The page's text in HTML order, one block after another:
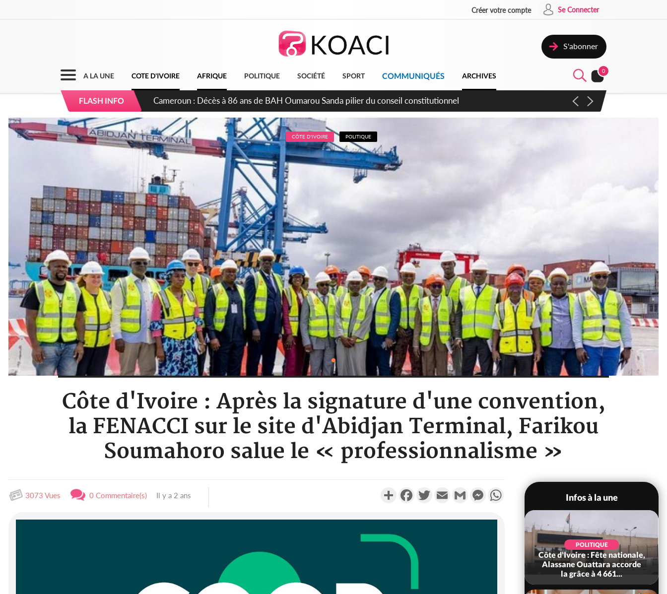
Créer votre compte Se Connecter
S'abonner
A LA UNE COTE D'IVOIRE AFRIQUE POLITIQUE SOCIÉTÉ SPORT COMMUNIQUÉS ARCHIVES
0
FLASH INFO Côte d'Ivoire : Indépendance, plusieurs véhicules mis en fourrière pour conduite en sens inverse
CÔTE D'IVOIRE POLITIQUE
Côte d'Ivoire : Après la signature d'une convention,
la FENACCI sur le site d'Abidjan Terminal, Farikou
Soumahoro salue le « professionnalisme »
3073 Vues 0 Commentaire(s) Il y a 2 ans PartagerFacebookTwitterEmail Gmail MessengerWhatsApp
Infos à la une
Côte d'Ivoire : Ouattara
promet des sanctions contre
POLITIQUE
Côte d'Ivoire : Fête nationale,
Alassane Ouattara accorde
la grâce à 4 661...